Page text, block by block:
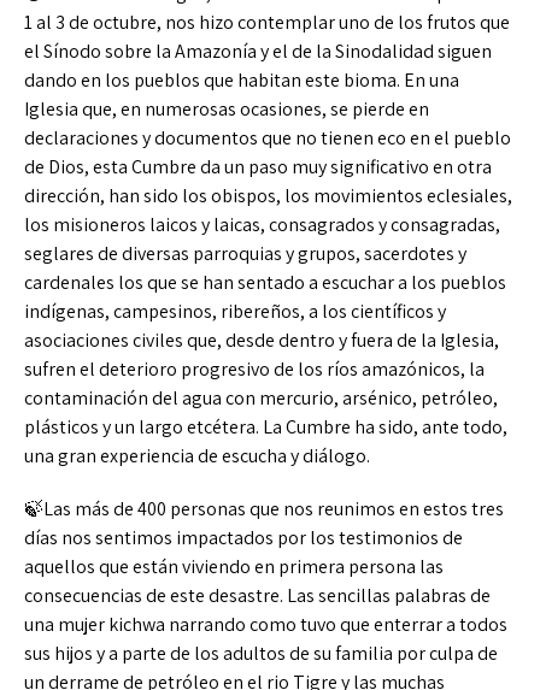
1 al 3 de octubre, nos hizo contemplar uno de los frutos que
el Sínodo sobre la Amazonía y el de la Sinodalidad siguen
dando en los pueblos que habitan este bioma. En una
Iglesia que, en numerosas ocasiones, se pierde en
declaraciones y documentos que no tienen eco en el pueblo
de Dios, esta Cumbre da un paso muy significativo en otra
dirección, han sido los obispos, los movimientos eclesiales,
los misioneros laicos y laicas, consagrados y consagradas,
seglares de diversas parroquias y grupos, sacerdotes y
cardenales los que se han sentado a escuchar a los pueblos
indígenas, campesinos, ribereños, a los científicos y
asociaciones civiles que, desde dentro y fuera de la Iglesia,
sufren el deterioro progresivo de los ríos amazónicos, la
contaminación del agua con mercurio, arsénico, petróleo,
plásticos y un largo etcétera. La Cumbre ha sido, ante todo,
una gran experiencia de escucha y diálogo.
🍃Las más de 400 personas que nos reunimos en estos tres
días nos sentimos impactados por los testimonios de
aquellos que están viviendo en primera persona las
consecuencias de este desastre. Las sencillas palabras de
una mujer kichwa narrando como tuvo que enterrar a todos
sus hijos y a parte de los adultos de su familia por culpa de
un derrame de petróleo en el rio Tigre y las muchas